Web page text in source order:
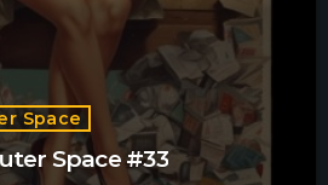
Space
Space #33